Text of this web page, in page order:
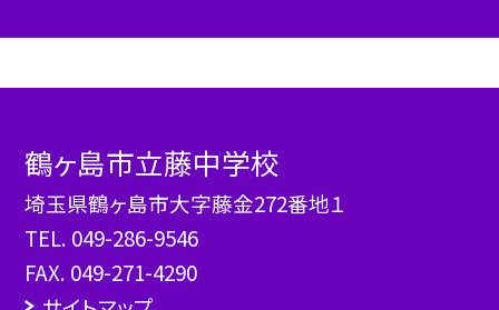
鶴ヶ島市立藤中学校
埼玉県鶴ヶ島市大字藤金272番地１
TEL. 049-286-9546
FAX. 049-271-4290